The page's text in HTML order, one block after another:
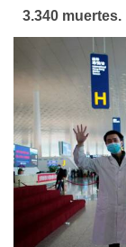
3.340 muertes.